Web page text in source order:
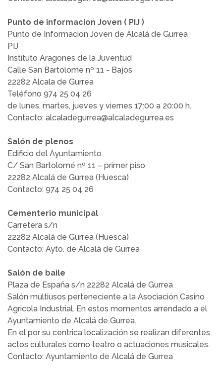
Punto de informacion Joven ( PIJ )
Punto de Informacion Joven de Alcalá de Gurrea
PIJ
Instituto Aragones de la Juventud
Calle San Bartolome nº 11 - Bajos
22282 Alcala de Gurrea
Teléfono 974 25 04 26
de lunes, martes, jueves y viernes 17:00 a 20:00 h.
Contacto: alcaladegurrea@alcaladegurrea.es
Salón de plenos
Edificio del Ayuntamiento
C/ San Bartolomé nº 11 – primer piso
22282 Alcalá de Gurrea (Huesca)
Contacto: 974 25 04 26
Cementerio municipal
Carretera s/n
22282 Alcalá de Gurrea (Huesca)
Contacto: Ayto. de Alcalá de Gurrea
Salón de baile
Plaza de España s/n 22282 Alcalá de Gurrea
Salón multiusos perteneciente a la Asociación Casino
Agricola Industrial. En estos momentos arrendado a el
Ayuntamiento de Alcalá de Gurrea.
En el por su centrica localización se realizan diferentes
actos culturales como teatro o actuaciones musicales.
Contacto: Ayuntamiento de Alcalá de Gurrea